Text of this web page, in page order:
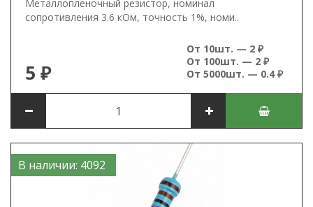
Металлопленочный резистор, номинал
сопротивления 3.6 кОм, точность 1%, номи..
5 ₽
От 10шт. — 2 ₽
От 100шт. — 2 ₽
От 5000шт. — 0.4 ₽
В наличии: 4092